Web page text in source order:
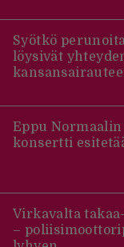
Syötkö
löysivät
Eppu
konsertti
Virkavalta
–